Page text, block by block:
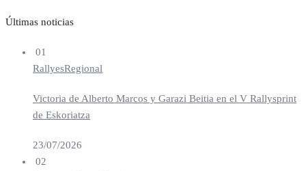
Últimas noticias
01
RallyesRegional
Victoria de Alberto Marcos y Garazi Beitia en el V Rallysprint
de Eskoriatza
23/07/2026
02